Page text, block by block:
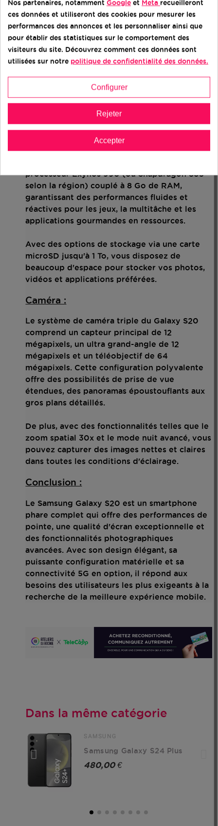
minimaliste avec un cadre en aluminium et un
dos en verre, offrant une sensation premium
et une prise en main confortable. Son écran
Dynamic AMOLED de 6,2 pouces offre des
couleurs vives, des contrastes élevés et une
résolution QHD+ pour une expérience visuelle
De plus, avec un taux de rafraîchissement de
120 Hz, la navigation et le défilement sont
incroyablement fluides.
Performances :
processeur Exynos 990 (ou Snapdragon 865
selon la région) couplé à 8 Go de RAM,
garantissant des performances fluides et
réactives pour les jeux, la multitâche et les
applications gourmandes en ressources.
Avec des options de stockage via une carte
microSD jusqu'à 1 To, vous disposez de
beaucoup d'espace pour stocker vos photos,
vidéos et applications préférées.
Caméra :
Le système de caméra triple du Galaxy S20
comprend un capteur principal de 12
mégapixels, un ultra grand-angle de 12
mégapixels et un téléobjectif de 64
mégapixels. Cette configuration polyvalente
offre des possibilités de prise de vue
étendues, des panoramas époustouflants aux
gros plans détaillés.
De plus, avec des fonctionnalités telles que le
zoom spatial 30x et le mode nuit avancé, vous
pouvez capturer des images nettes et claires
dans toutes les conditions d'éclairage.
Conclusion :
Le Samsung Galaxy S20 est un smartphone
phare complet qui offre des performances de
pointe, une qualité d'écran exceptionnelle et
des fonctionnalités photographiques
avancées. Avec son design élégant, sa
puissante configuration matérielle et sa
connectivité 5G en option, il répond aux
besoins des utilisateurs les plus exigeants à la
recherche de la meilleure expérience mobile.
Dans la même catégorie
SAMSUNG
Samsung Galaxy S24 Plus
480,00 €
Nos partenaires, notamment Google et Meta recueilleront
ces données et utiliseront des cookies pour mesurer les
performances des annonces et les personnaliser ainsi que
pour établir des statistiques sur le comportement des
visiteurs du site. Découvrez comment ces données sont
utilisées sur notre politique de confidentialité des données.
Configurer
Rejeter
Accepter